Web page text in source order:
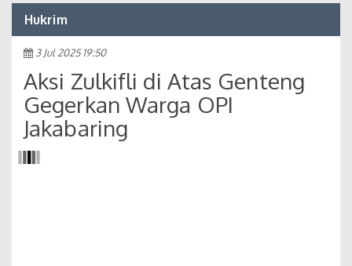
Hukrim
3 Jul 2025 19:50
Aksi Zulkifli di Atas Genteng
Gegerkan Warga OPI
Jakabaring